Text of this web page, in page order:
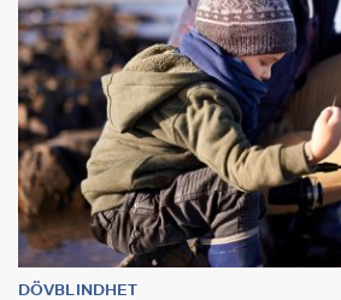
DÖVBLINDHET